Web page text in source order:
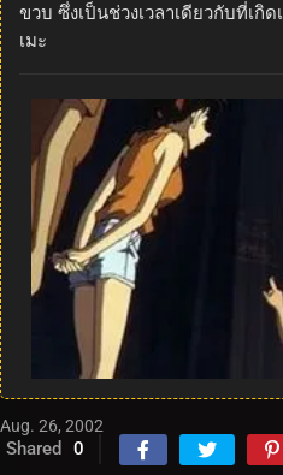
ขวบ ซึ่งเป็นช่วงเวลาเดียวกับที่เ
เมะ
Aug. 26, 2002
Shared 0